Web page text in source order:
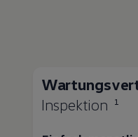
Inspektion
1